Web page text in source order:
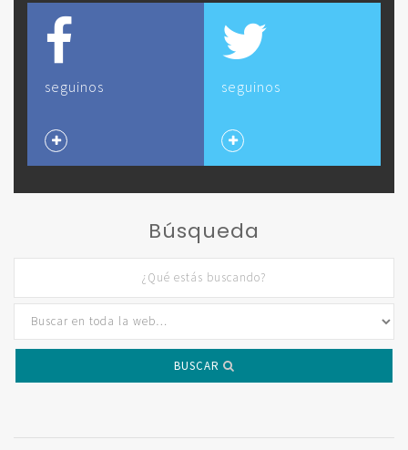
seguinos seguinos
Búsqueda
BUSCAR